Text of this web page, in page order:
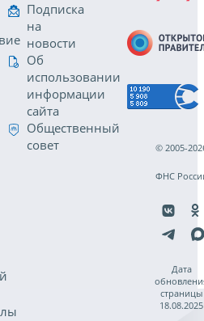
Подписка
на
новости
Об
использовании
информации
сайта
Общественный
совет
© 2005-
ФНС
Дата
страницы
18.08.2025